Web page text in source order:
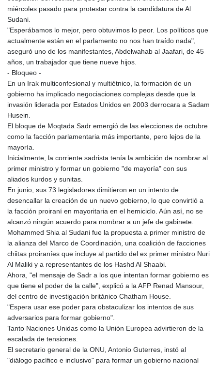
miércoles pasado para protestar contra la candidatura de Al
Sudani.
"Esperábamos lo mejor, pero obtuvimos lo peor. Los políticos que
actualmente están en el parlamento no nos han traído nada",
aseguró uno de los manifestantes, Abdelwahab al Jaafari, de 45
años, un trabajador que tiene nueve hijos.
- Bloqueo -
En un Irak multiconfesional y multiétnico, la formación de un
gobierno ha implicado negociaciones complejas desde que la
invasión liderada por Estados Unidos en 2003 derrocara a Sadam
Husein.
El bloque de Moqtada Sadr emergió de las elecciones de octubre
como la facción parlamentaria más importante, pero lejos de la
mayoría.
Inicialmente, la corriente sadrista tenía la ambición de nombrar al
primer ministro y formar un gobierno "de mayoría" con sus
aliados kurdos y sunitas.
En junio, sus 73 legisladores dimitieron en un intento de
desencallar la creación de un nuevo gobierno, lo que convirtió a
la facción proiraní en mayoritaria en el hemiciclo. Aún así, no se
alcanzó ningún acuerdo para nombrar a un jefe de gabinete.
Mohammed Shia al Sudani fue la propuesta a primer ministro de
la alianza del Marco de Coordinación, una coalición de facciones
chiitas proiraníes que incluye al partido del ex primer ministro Nuri
Al Maliki y a representantes de los Hashd Al Shaabi.
Ahora, "el mensaje de Sadr a los que intentan formar gobierno es
que tiene el poder de la calle", explicó a la AFP Renad Mansour,
del centro de investigación británico Chatham House.
"Espera usar ese poder para obstaculizar los intentos de sus
adversarios para formar gobierno".
Tanto Naciones Unidas como la Unión Europea advirtieron de la
escalada de tensiones.
El secretario general de la ONU, Antonio Guterres, instó al
"diálogo pacífico e inclusivo" para formar un gobierno nacional